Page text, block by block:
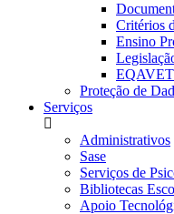
Critérios
Ensino
EQAVET
Proteção de
Serviços
Administrativos
Sase
Serviços de
Bibliotecas
Apoio